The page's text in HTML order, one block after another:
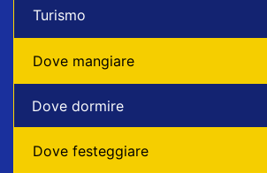
Turismo
Dove mangiare
Dove dormire
Dove festeggiare